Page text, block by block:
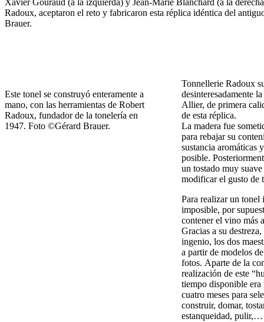
Xavier Gouraud (a la izquierda) y Jean-Marie Blanchard (a la
Radoux, aceptaron el reto y fabricaron esta réplica idéntica del
Brauer.
Este tonel se construyó enteramente a
mano, con las herramientas de Robert
Radoux, fundador de la tonelería en
1947. Foto ©Gérard Brauer.
Tonnellerie Radoux
desinteresadamente
Allier, de primera
de esta réplica.
La madera fue
para rebajar su
sustancia aromáticas
posible.
un tostado muy
modificar el gusto de
Para realizar un
imposible, por
contener el vino más
Gracias a su
ingenio, los dos
a partir de modelos
fotos. Aparte de la
realización de este
tiempo disponible
cuatro meses para
construir, domar,
estanqueidad, pulir,…